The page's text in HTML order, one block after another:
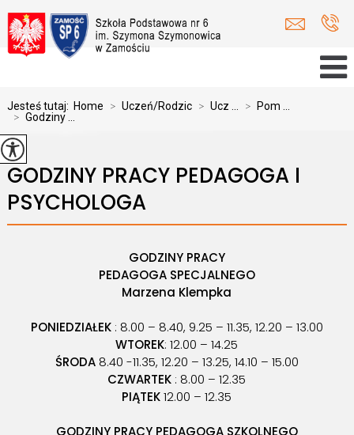
Jesteś tutaj: Home > Uczeń/Rodzic > Ucz ... >
Pom ...
> Godziny ...
GODZINY PRACY PEDAGOGA I
PSYCHOLOGA
GODZINY PRACY
PEDAGOGA SPECJALNEGO
Marzena Klempka
PONIEDZIAŁEK: 8.00 – 8.40, 9.25 – 11.35, 12.20 – 13.00
WTOREK: 12.00 – 14.25
ŚRODA8.40 -11.35, 12.20 – 13.25, 14.10 – 15.00
CZWARTEK : 8.00 – 12.35
PIĄTEK12.00 – 12.35
GODZINY PRACY PEDAGOGA SZKOLNEGO